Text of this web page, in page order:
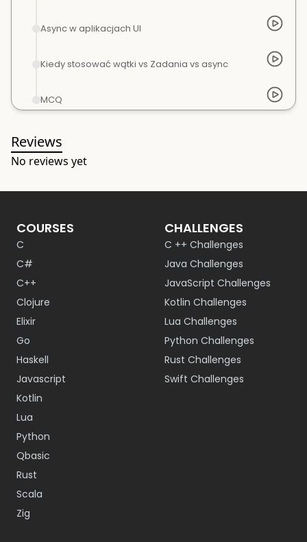
Async w aplikacjach UI
Kiedy stosować wątki vs Zadania vs async
MCQ
Reviews
No reviews yet
COURSES
C
C#
C++
Clojure
Elixir
Go
Haskell
Javascript
Kotlin
Lua
Python
Qbasic
Rust
Scala
Zig
CHALLENGES
C ++ Challenges
Java Challenges
JavaScript Challenges
Kotlin Challenges
Lua Challenges
Python Challenges
Rust Challenges
Swift Challenges